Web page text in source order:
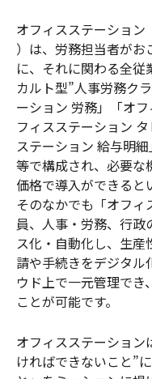
オフィスステーション
）は、労務担当者がお
に、それに関わる全従
カルト型”人事労務ク
ーション 労務」「オ
フィスステーション
ステーション 給与明
等で構成され、必要な
価格で導入ができると
そのなかでも「オフィ
員、人事・労務、行
ス化・自動化し、生産
請や手続きをデジタル
ウド上で一元管理でき
ことが可能です。
オフィスステーション
ければできないこと”